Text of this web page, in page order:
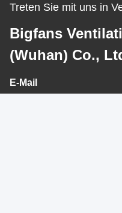
Treten Sie mit uns in
Bigfans
(Wuhan) Co.,
E-Mail